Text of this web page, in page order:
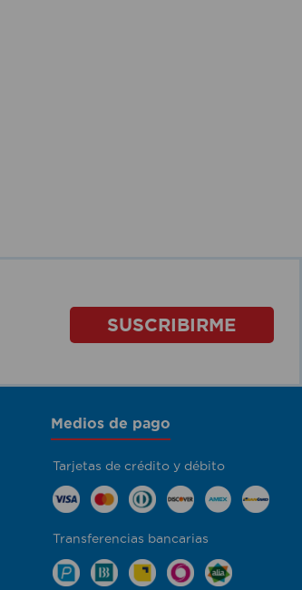
SUSCRIBIRME
Medios de pago
Tarjetas de crédito y débito
Transferencias bancarias